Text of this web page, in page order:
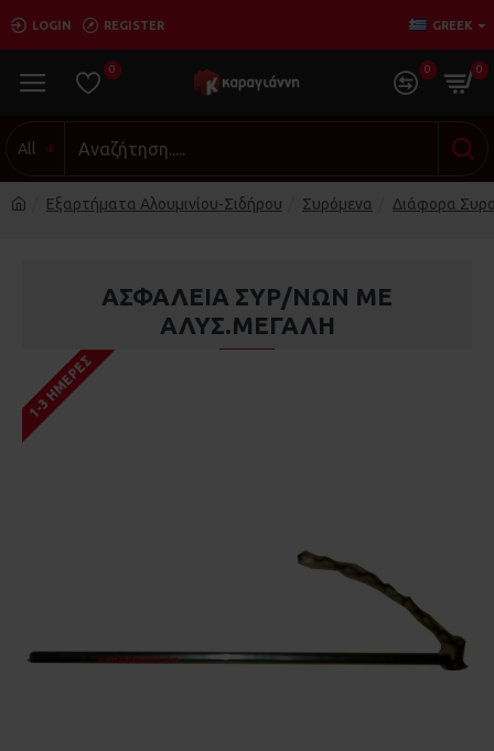
LOGIN REGISTER GREEK
0 0 0
All
Εξαρτήματα Αλουμινίου-Σιδήρου Συρόμενα Διάφορα
ΑΣΦΑΛΕΙΑ ΣΥΡ/ΝΩΝ ΜΕ
ΑΛΥΣ.ΜΕΓΑΛΗ
1-3 ΗΜΈΡΕΣ